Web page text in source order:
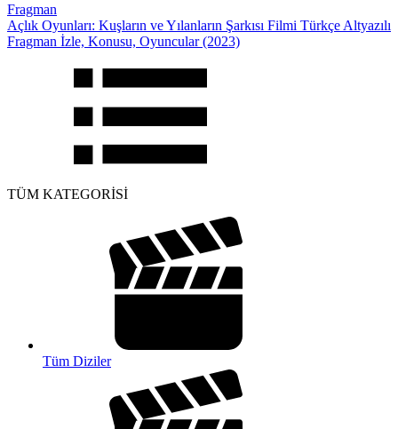
Fragman
Açlık Oyunları: Kuşların ve Yılanların Şarkısı Filmi Türkçe Altyazılı
Fragman İzle, Konusu, Oyuncular (2023)
TÜM KATEGORİSİ
Tüm Diziler